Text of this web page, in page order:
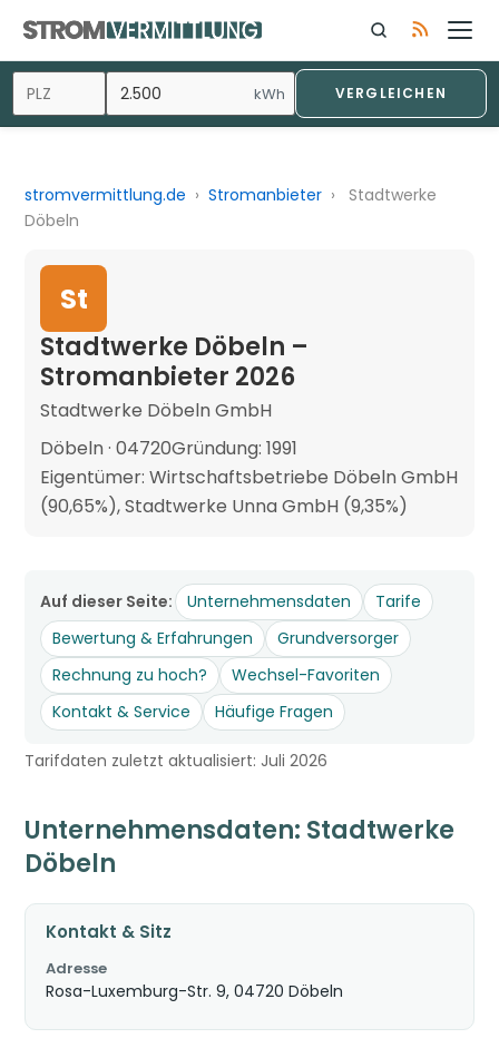
kWh VERGLEICHEN
stromvermittlung.de › Stromanbieter ›
Stadtwerke
Döbeln
St
Stadtwerke Döbeln –
Stromanbieter 2026
Stadtwerke Döbeln GmbH
Döbeln · 04720Gründung: 1991
Eigentümer: Wirtschaftsbetriebe Döbeln GmbH
(90,65%), Stadtwerke Unna GmbH (9,35%)
Auf dieser Seite: Unternehmensdaten
Tarife
Bewertung & Erfahrungen
Grundversorger
Rechnung zu hoch?
Wechsel-Favoriten
Kontakt & Service
Häufige Fragen
Tarifdaten zuletzt aktualisiert: Juli 2026
Unternehmensdaten: Stadtwerke
Döbeln
Kontakt & Sitz
Adresse
Rosa-Luxemburg-Str. 9, 04720 Döbeln